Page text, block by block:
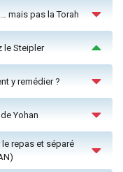
mais pas la Torah
le Steipler
y remédier ?
Yohan
repas et séparé